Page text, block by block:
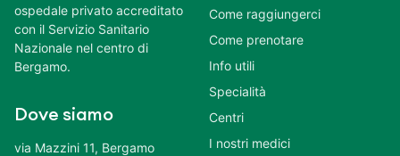
ospedale privato accreditato
con il Servizio Sanitario
Nazionale nel centro di
Bergamo.
Dove siamo
via Mazzini 11, Bergamo
Come raggiungerci
Come prenotare
Info utili
Specialità
Centri
I nostri medici